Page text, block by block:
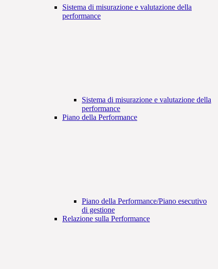
Sistema di misurazione e valutazione della
performance
Sistema di misurazione e valutazione della
performance
Piano della Performance
Piano della Performance/Piano esecutivo
di gestione
Relazione sulla Performance